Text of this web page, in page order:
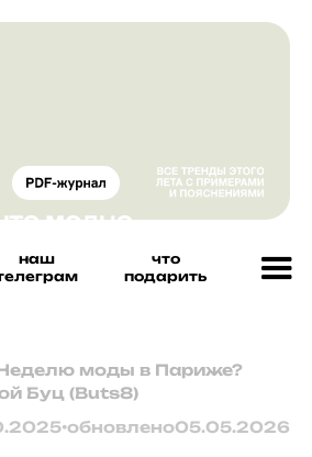
наш
что
подарить
моды в Париже?
Буц (Buts8)
•обновлено05.05.2026